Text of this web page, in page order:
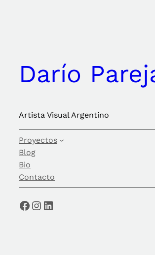
Darío
Artista Visual Argentino
Proyectos
Blog
Bio
Contacto
Facebook Instagram LinkedIn